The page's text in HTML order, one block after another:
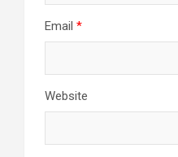
Email *
Website